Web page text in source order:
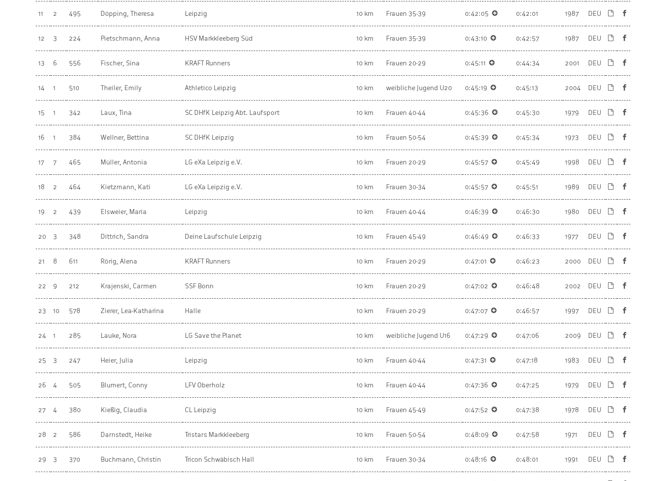
11 2 495 Döpping, Theresa Leipzig 10 km Frauen 35-39 0:42:05 0:42:01 1987 DEU
12 3 224 Pietschmann, Anna HSV Markkleeberg Süd 10 km Frauen 35-39 0:43:10 0:42:57 1987 DEU
13 6 556 Fischer, Sina KRAFT Runners 10 km Frauen 20-29 0:45:11 0:44:34 2001 DEU
14 1 510 Theiler, Emily Athletico Leipzig 10 km weibliche Jugend U20 0:45:19 0:45:13 2004 DEU
15 1 342 Laux, Tina SC DHfK Leipzig Abt. Laufsport 10 km Frauen 40-44 0:45:36 0:45:30 1979 DEU
16 1 384 Wellner, Bettina SC DHfK Leipzig 10 km Frauen 50-54 0:45:39 0:45:34 1973 DEU
17 7 465 Müller, Antonia LG eXa Leipzig e.V. 10 km Frauen 20-29 0:45:57 0:45:49 1998 DEU
18 2 464 Kietzmann, Kati LG eXa Leipzig e.V. 10 km Frauen 30-34 0:45:57 0:45:51 1989 DEU
19 2 439 Elsweier, Maria Leipzig 10 km Frauen 40-44 0:46:39 0:46:30 1980 DEU
20 3 348 Dittrich, Sandra Deine Laufschule Leipzig 10 km Frauen 45-49 0:46:49 0:46:33 1977 DEU
21 8 611 Rörig, Alena KRAFT Runners 10 km Frauen 20-29 0:47:01 0:46:23 2000 DEU
22 9 212 Krajenski, Carmen SSF Bonn 10 km Frauen 20-29 0:47:02 0:46:48 2002 DEU
23 10 578 Zierer, Lea-Katharina Halle 10 km Frauen 20-29 0:47:07 0:46:57 1997 DEU
24 1 285 Lauke, Nora LG Save the Planet 10 km weibliche Jugend U16 0:47:29 0:47:06 2009 DEU
25 3 247 Heier, Julia Leipzig 10 km Frauen 40-44 0:47:31 0:47:18 1983 DEU
26 4 505 Blumert, Conny LFV Oberholz 10 km Frauen 40-44 0:47:36 0:47:25 1979 DEU
27 4 380 Kießig, Claudia CL Leipzig 10 km Frauen 45-49 0:47:52 0:47:38 1978 DEU
28 2 586 Darnstedt, Heike Tristars Markkleeberg 10 km Frauen 50-54 0:48:09 0:47:58 1971 DEU
29 3 370 Buchmann, Christin Tricon Schwäbisch Hall 10 km Frauen 30-34 0:48:16 0:48:01 1991 DEU